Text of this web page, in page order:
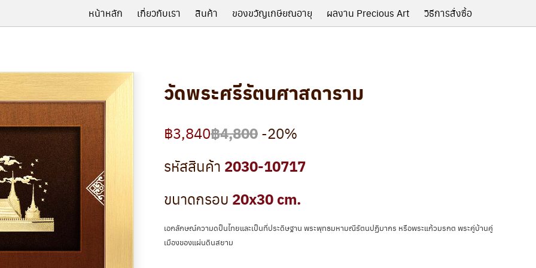
หน้าหลัก เกี่ยวกับเรา สินค้า ของขวัญเกษียณอายุ ผลงาน Precious Art วิธีการสั่งซื้อ
วัดพระศรีรัตนศาสดาราม
฿3,840฿4,800 -20%
รหัสสินค้า 2030-10717
ขนาดกรอบ 20x30 cm.
เอกลักษณ์ความดป็นไทยและเป็นที่ประดิษฐาน พระพุทธมหามณีรัตนปฏิมากร หรือพระแก้วมรกต พระคู่บ้านคู่
เมืองของแผ่นดินสยาม